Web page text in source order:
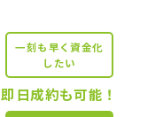
一刻も早く資金化
したい
即日成約も可能！